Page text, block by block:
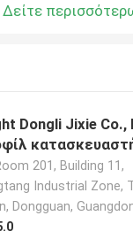
Δείτε
Dongli Jixie Co.,
201, Building 11,
Industrial Zone,
Dongguan,